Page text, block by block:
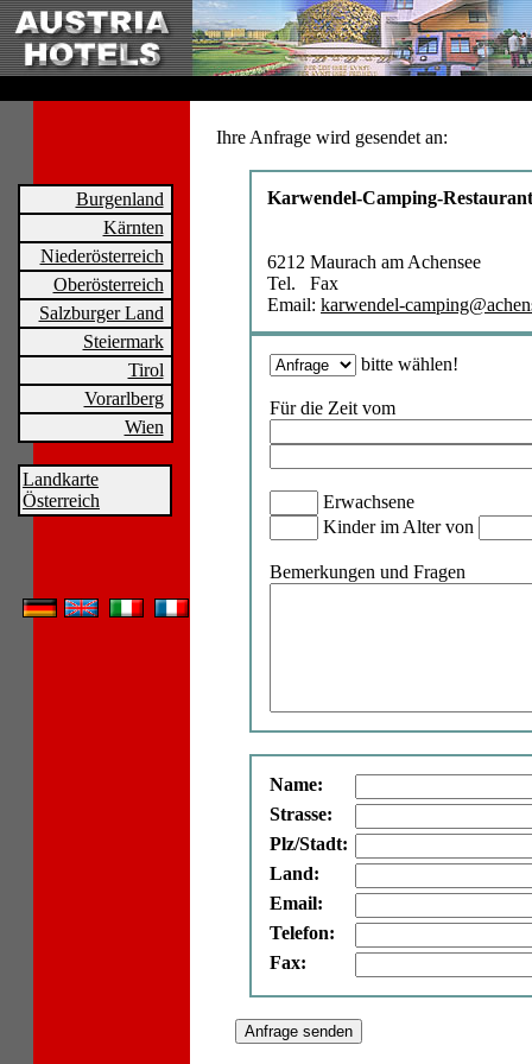
Burgenland
Kärnten
Niederösterreich
Oberösterreich
Salzburger Land
Steiermark
Tirol
Vorarlberg
Wien
Landkarte
Österreich
Ihre Anfrage wird gesendet an:
Karwendel-Camping-Restaurant
6212 Maurach am Achensee
Tel. Fax
Email: karwendel-
bitte wählen!
Für die Zeit vom
Erwachsene
Kinder im Alter von
Bemerkungen und Fragen
Name:
Strasse:
Plz/Stadt:
Land:
Email:
Telefon:
Fax: